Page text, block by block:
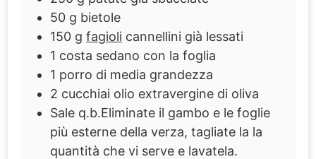
50 g bietole
150 g fagioli cannellini già lessati
1 costa sedano con la foglia
1 porro di media grandezza
2 cucchiai olio extravergine di oliva
Sale q.b.Eliminate il gambo e le foglie
più esterne della verza, tagliate la la
quantità che vi serve e lavatela.